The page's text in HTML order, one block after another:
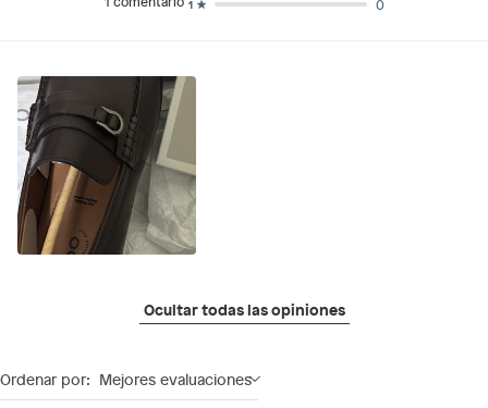
1 0
Ocultar todas las opiniones
Ordenar por: Mejores evaluaciones